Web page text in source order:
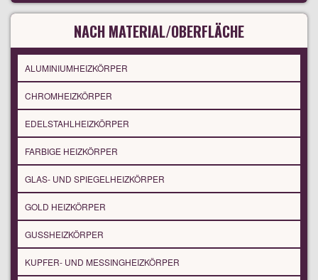
NACH MATERIAL/OBERFLÄCHE
ALUMINIUMHEIZKÖRPER
CHROMHEIZKÖRPER
EDELSTAHLHEIZKÖRPER
FARBIGE HEIZKÖRPER
GLAS- UND SPIEGELHEIZKÖRPER
GOLD HEIZKÖRPER
GUSSHEIZKÖRPER
KUPFER- UND MESSINGHEIZKÖRPER